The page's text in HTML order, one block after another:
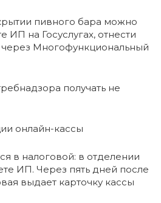
пивного бара можно
ИП на Госуслугах, отнести
через Многофункциональный
получать не
онлайн-кассы
в налоговой: в отделении
ИП. Через пять дней после
выдает карточку кассы